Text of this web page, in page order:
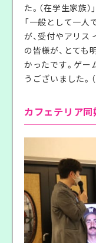
た。（在学生家族）」
「一般として一
が、受付やアリス
の皆様が、とても
かったです。ゲー
うございました。（
カフェテリア同